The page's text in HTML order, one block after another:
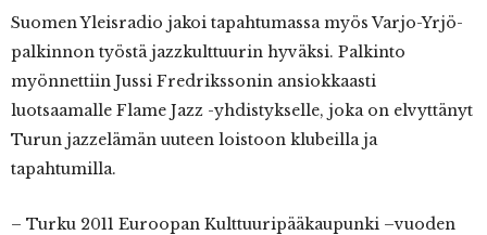
Suomen Yleisradio jakoi tapahtumassa myös Varjo-Yrjö-
palkinnon työstä jazzkulttuurin hyväksi. Palkinto
myönnettiin Jussi Fredrikssonin ansiokkaasti
luotsaamalle Flame Jazz -yhdistykselle, joka on elvyttänyt
Turun jazzelämän uuteen loistoon klubeilla ja
tapahtumilla.
– Turku 2011 Euroopan Kulttuuripääkaupunki –vuoden